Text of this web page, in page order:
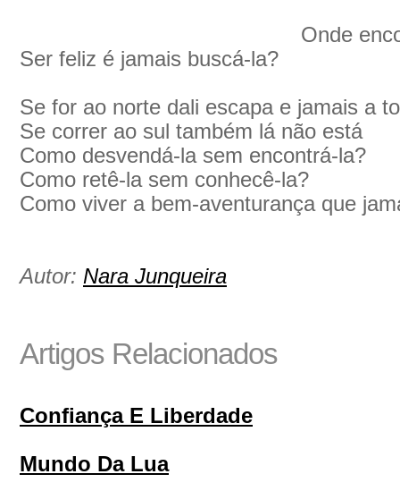
Onde
Ser feliz é jamais buscá-la?
Se for ao norte dali escapa e jamais a
Se correr ao sul também lá não está
Como desvendá-la sem encontrá-la?
Como retê-la sem conhecê-la?
Como viver a bem-aventurança que
Autor: Nara Junqueira
Artigos Relacionados
Confiança E Liberdade
Mundo Da Lua